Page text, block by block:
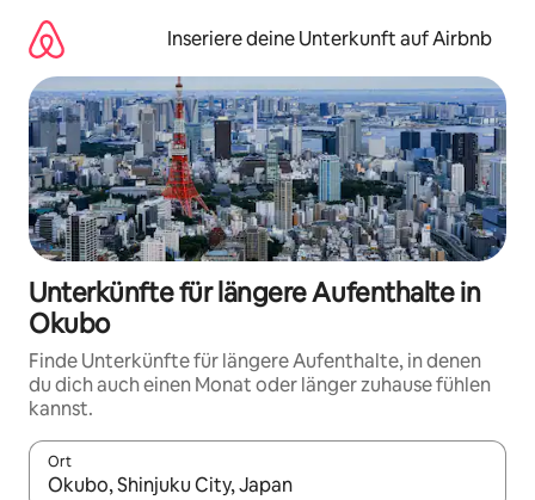
Inhalten
springen
Inseriere deine Unterkunft auf Airbnb
Unterkünfte für längere Aufenthalte in
Okubo
Finde Unterkünfte für längere Aufenthalte, in denen
du dich auch einen Monat oder länger zuhause fühlen
kannst.
Ort
Wenn Ergebnisse verfügbar sind, navigiere mit den